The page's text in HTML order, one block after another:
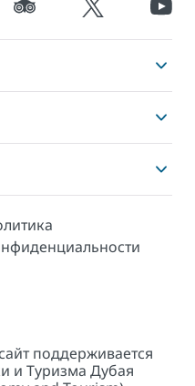
поддерживается
и Туризма Дубая